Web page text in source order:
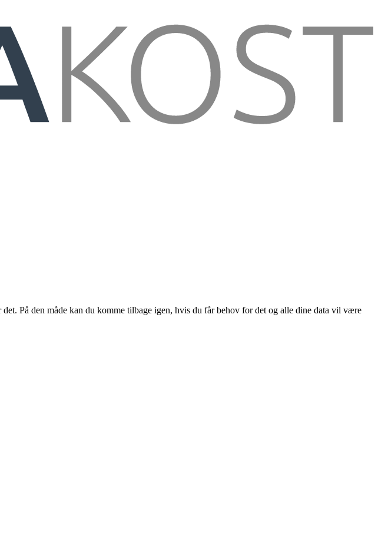
På den måde kan du komme tilbage igen, hvis du får behov for det og alle dine data vil være